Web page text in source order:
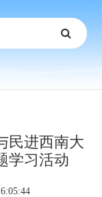
民进西南大
学习活动